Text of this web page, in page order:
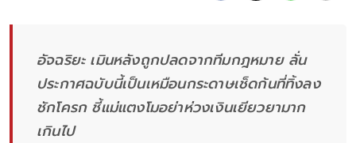
อัจฉริยะ เมินหลังถูกปลดจากทีมกฎหมาย ลั่น
ประกาศฉบับนี้เป็นเหมือนกระดาษเช็ดก้นที่ทิ้งลง
ชักโครก ชี้แม่แตงโมอย่าห่วงเงินเยียวยามาก
เกินไป